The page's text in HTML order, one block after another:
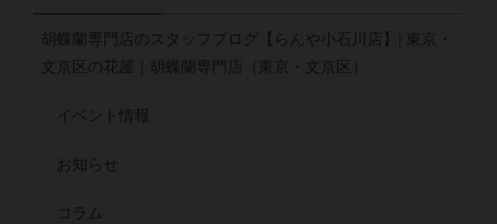
胡蝶蘭専門店のスタッフブログ【らんや小石川店】| 東京・
文京区の花屋｜胡蝶蘭専門店（東京・文京区）
イベント情報
お知らせ
コラム